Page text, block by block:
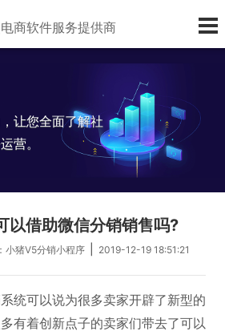
商软件服务提供商
让您全面了解社
营。
以借助微信分销销售吗?
小猪V5分销小程序 2019-12-19 18:51:21
可以说为很多卖家开辟了新型的
有着创新点子的卖家们带去了可以